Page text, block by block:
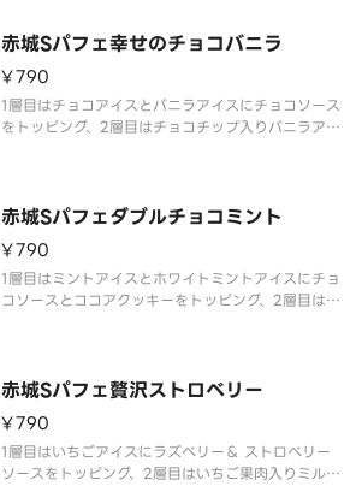
赤城Sパフェ幸せのチョコバニラ
¥790
1層目はチョコアイスとバニラアイスにチョコソース
をトッピング、2層目はチョコチップ入りバニラアイ
赤城Sパフェダブルチョコミント
¥790
1層目はミントアイスとホワイトミントアイスにチョ
コソースとココアクッキーをトッピング、2層目はホ
赤城Sパフェ贅沢ストロベリー
¥790
1層目はいちごアイスにラズベリー＆ ストロベリー
ソースをトッピング、2層目はいちご果肉入りミルク